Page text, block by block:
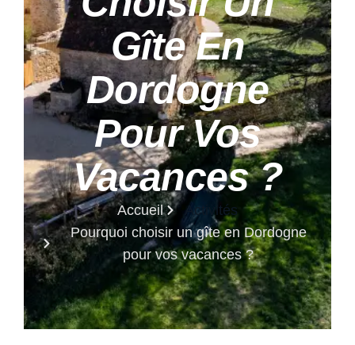
Gîte En
Dordogne
Pour Vos
Vacances ?
Accueil
Activités
Pourquoi choisir un gîte en Dordogne
pour vos vacances ?